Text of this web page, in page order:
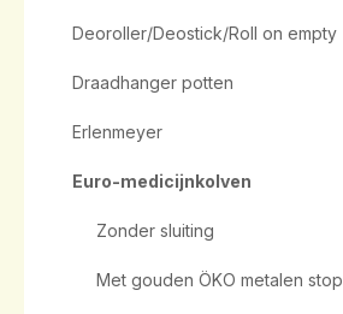
Deoroller/Deostick/Roll on empty
Draadhanger potten
Erlenmeyer
Euro-medicijnkolven
Zonder sluiting
Met gouden ÖKO metalen stop